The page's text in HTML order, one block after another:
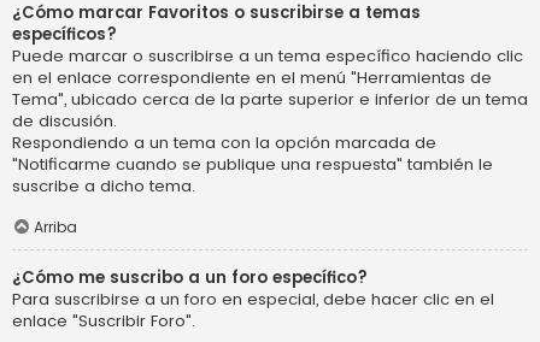
¿Cómo marcar Favoritos o suscribirse a temas
específicos?
Puede marcar o suscribirse a un tema específico haciendo clic
en el enlace correspondiente en el menú "Herramientas de
Tema", ubicado cerca de la parte superior e inferior de un tema
de discusión.
Respondiendo a un tema con la opción marcada de
"Notificarme cuando se publique una respuesta" también le
suscribe a dicho tema.
Arriba
¿Cómo me suscribo a un foro específico?
Para suscribirse a un foro en especial, debe hacer clic en el
enlace "Suscribir Foro".